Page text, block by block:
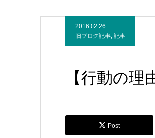
2016.02.26
旧ブログ記事, 記事
【行動の理
Post